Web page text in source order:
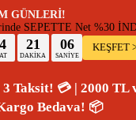
GÜNLERİ!
SEPETTE
04 21 05
3 Taksit! 💳 | 2000 TL
Bedava! 📦